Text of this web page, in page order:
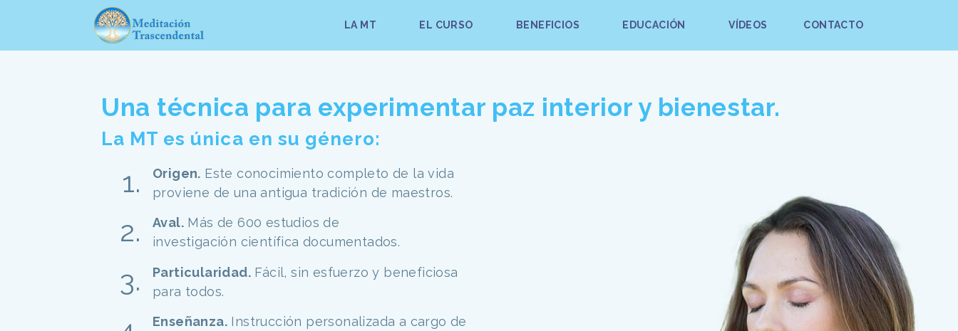
LA MT EL CURSO BENEFICIOS EDUCACIÓN VÍDEOS CONTACTO
Una técnica para experimentar paz interior y bienestar.
La MT es única en su género:
Origen. Este conocimiento completo de la vida
proviene de una antigua tradición de maestros.
Aval. Más de 600 estudios de
investigación científica documentados.
Particularidad. Fácil, sin esfuerzo y beneficiosa
para todos.
Enseñanza. Instrucción personalizada a cargo de